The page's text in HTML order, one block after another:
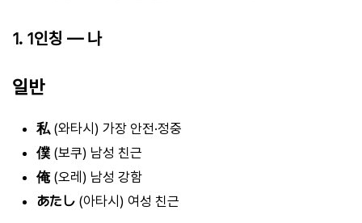
1. 1인칭 — 나
일반
私 (와타시) 가장 안전·정중
僕 (보쿠) 남성 친근
俺(오레) 남성 강함
あたし (아타시) 여성 친근